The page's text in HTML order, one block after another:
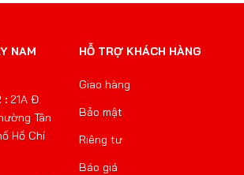
NAM
: 21A Đ.
Tân
Hồ Chí
HỖ TRỢ KHÁCH HÀNG
Giao hàng
Bảo mật
Riêng tư
Báo giá